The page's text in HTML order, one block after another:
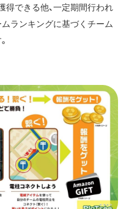
得できる他、一定期間行われ
ランキングに基づくチーム